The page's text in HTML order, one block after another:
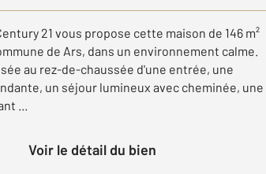
21 vous propose cette maison de 146 m²
de Ars, dans un environnement calme.
au rez-de-chaussée d'une entrée, une
un séjour lumineux avec cheminée, une
...
Voir le détail du bien